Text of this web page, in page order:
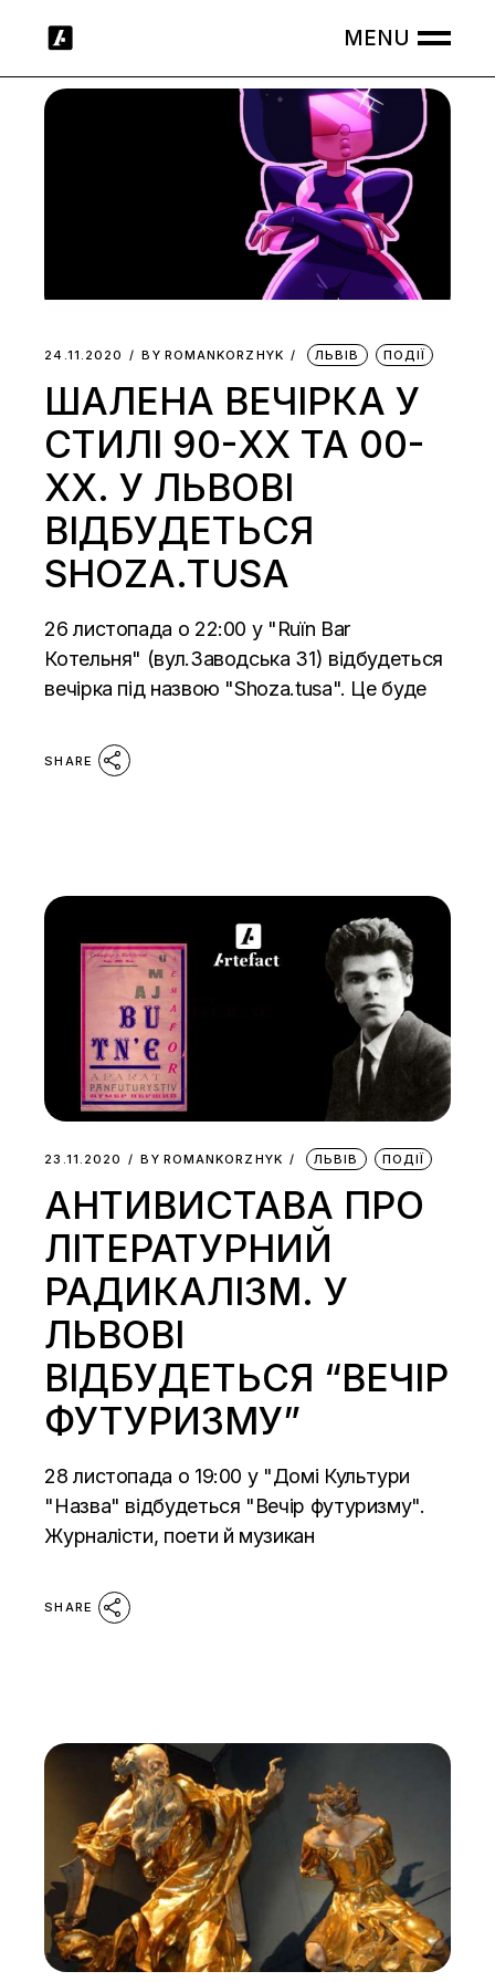
24.11.2020 BY ROMANKORZHYK ЛЬВІВ ПОДІЇ
ШАЛЕНА ВЕЧІРКА У
СТИЛІ 90-ХХ ТА 00-
ХХ. У ЛЬВОВІ
ВІДБУДЕТЬСЯ
SHOZA.TUSA
26 листопада о 22:00 у "Ruїn Bar
Котельня" (вул.Заводська 31) відбудеться
вечірка під назвою "Shoza.tusa". Це буде
SHARE
23.11.2020 BY ROMANKORZHYK ЛЬВІВ ПОДІЇ
АНТИВИСТАВА ПРО
ЛІТЕРАТУРНИЙ
РАДИКАЛІЗМ. У
ЛЬВОВІ
ВІДБУДЕТЬСЯ “ВЕЧІР
ФУТУРИЗМУ”
28 листопада о 19:00 у "Домі Культури
"Назва" відбудеться "Вечір футуризму".
Журналісти, поети й музикан
SHARE